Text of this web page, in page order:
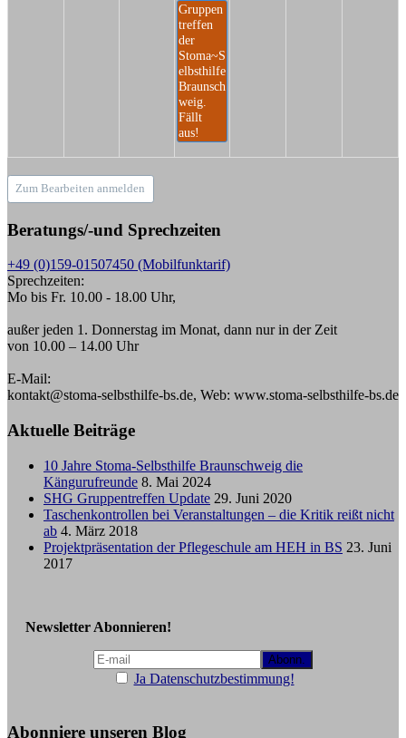
Gruppen
treffen
der
Stoma~S
elbsthilfe
Braunsch
weig.
Fällt
aus!
Zum Bearbeiten anmelden
Beratungs/-und Sprechzeiten
+49 (0)159-01507450 (Mobilfunktarif)
Sprechzeiten:
Mo bis Fr. 10.00 - 18.00 Uhr,
außer jeden 1. Donnerstag im Monat, dann nur in der Zeit
von 10.00 – 14.00 Uhr
E-Mail:
kontakt@stoma-selbsthilfe-bs.de, Web: www.stoma-selbsthilfe-bs.de
Aktuelle Beiträge
10 Jahre Stoma-Selbsthilfe Braunschweig die
Kängurufreunde 8. Mai 2024
SHG Gruppentreffen Update 29. Juni 2020
Taschenkontrollen bei Veranstaltungen – die Kritik reißt nicht
ab 4. März 2018
Projektpräsentation der Pflegeschule am HEH in BS 23. Juni
2017
Newsletter Abonnieren!
Ja Datenschutzbestimmung!
Abonniere unseren Blog